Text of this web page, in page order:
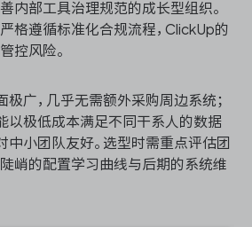
内部工具治理规范的成长型组织。
格遵循标准化合规流程，ClickUp的
控风险。
极广，几乎无需额外采购周边系统；
以极低成本满足不同干系人的数据
中小团队友好。选型时需重点评估团
峭的配置学习曲线与后期的系统维